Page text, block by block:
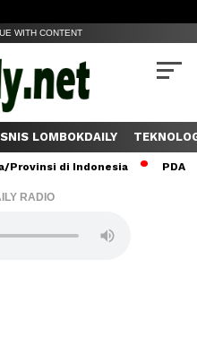
WITH CONTENT
LOMBOKDAILY
di Indonesia PDAM
RADIO